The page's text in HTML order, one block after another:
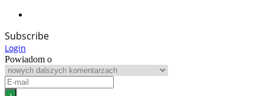
Subscribe
Login
Powiadom o